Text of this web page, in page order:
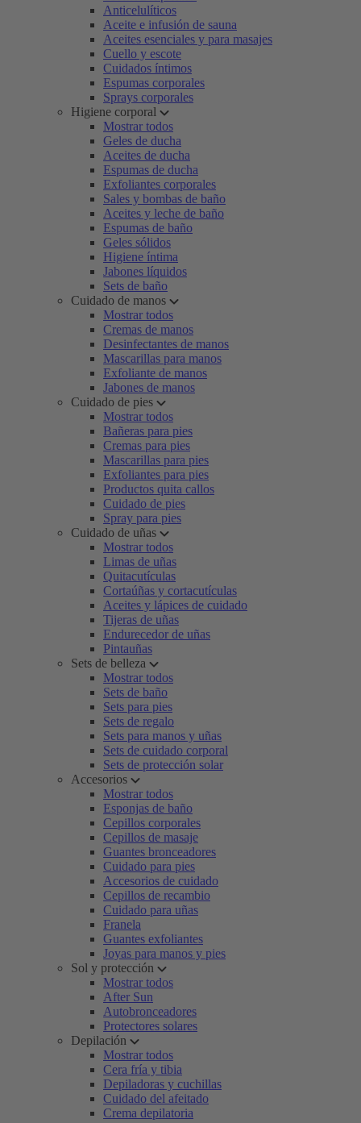
Anticelulíticos
Aceite e infusión de sauna
Aceites esenciales y para masajes
Cuello y escote
Cuidados íntimos
Espumas corporales
Sprays corporales
Higiene corporal
Mostrar todos
Geles de ducha
Aceites de ducha
Espumas de ducha
Exfoliantes corporales
Sales y bombas de baño
Aceites y leche de baño
Espumas de baño
Geles sólidos
Higiene íntima
Jabones líquidos
Sets de baño
Cuidado de manos
Mostrar todos
Cremas de manos
Desinfectantes de manos
Mascarillas para manos
Exfoliante de manos
Jabones de manos
Cuidado de pies
Mostrar todos
Bañeras para pies
Cremas para pies
Mascarillas para pies
Exfoliantes para pies
Productos quita callos
Cuidado de pies
Spray para pies
Cuidado de uñas
Mostrar todos
Limas de uñas
Quitacutículas
Cortaúñas y cortacutículas
Aceites y lápices de cuidado
Tijeras de uñas
Endurecedor de uñas
Pintauñas
Sets de belleza
Mostrar todos
Sets de baño
Sets para pies
Sets de regalo
Sets para manos y uñas
Sets de cuidado corporal
Sets de protección solar
Accesorios
Mostrar todos
Esponjas de baño
Cepillos corporales
Cepillos de masaje
Guantes bronceadores
Cuidado para pies
Accesorios de cuidado
Cepillos de recambio
Cuidado para uñas
Franela
Guantes exfoliantes
Joyas para manos y pies
Sol y protección
Mostrar todos
After Sun
Autobronceadores
Protectores solares
Depilación
Mostrar todos
Cera fría y tibia
Depiladoras y cuchillas
Cuidado del afeitado
Crema depilatoria